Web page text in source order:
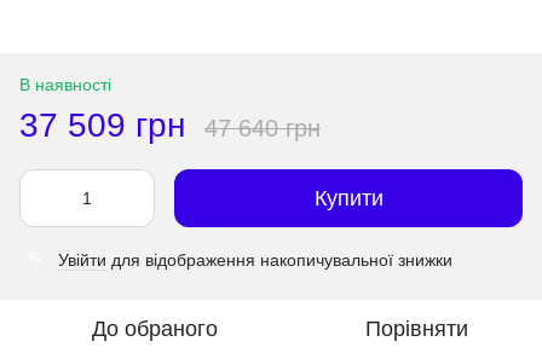
В наявності
37 509 грн 47 640 грн
Купити
Увійти для відображення накопичувальної знижки
До обраного Порівняти